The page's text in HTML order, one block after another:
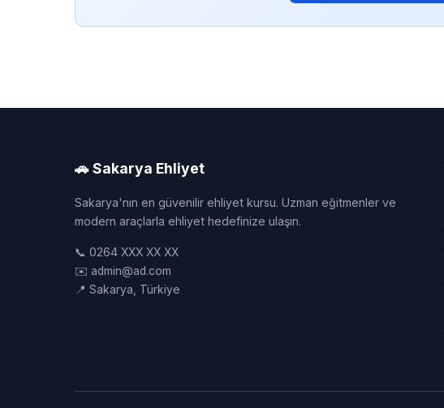
🚗 Sakarya Ehliyet
Sakarya'nın en güvenilir ehliyet kursu. Uzman eğitmenler ve
modern araçlarla ehliyet hedefinize ulaşın.
📞 0264 XXX XX XX
✉️ admin@ad.com
📍 Sakarya, Türkiye